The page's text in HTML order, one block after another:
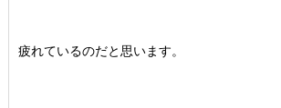
疲れているのだと思います。